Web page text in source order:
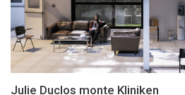
Julie Duclos monte Kliniken